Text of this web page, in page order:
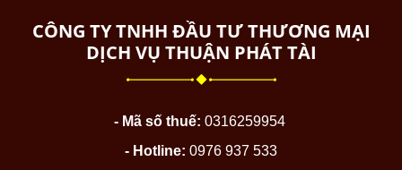
CÔNG TY TNHH ĐẦU TƯ THƯƠNG MẠI
DỊCH VỤ THUẬN PHÁT TÀI
- Mã số thuế: 0316259954
- Hotline: 0976 937 533